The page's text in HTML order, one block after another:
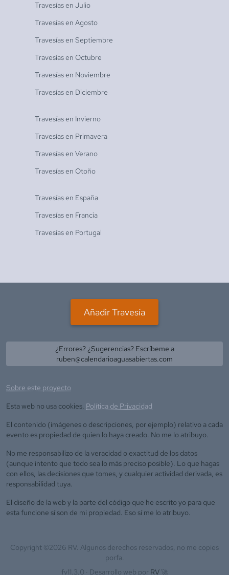
Travesías en Julio
Travesías en Agosto
Travesías en Septiembre
Travesías en Octubre
Travesías en Noviembre
Travesías en Diciembre
Travesías en Invierno
Travesías en Primavera
Travesías en Verano
Travesías en Otoño
Travesías en España
Travesías en Francia
Travesías en Portugal
Añadir Travesía
¿Errores? ¿Sugerencias? Escríbeme a
ruben@calendarioaguasabiertas.com
Sobre este proyecto
Esta web no usa cookies. Política de Privacidad
El contenido (imágenes o descripciones, por ejemplo) relativo a cada
evento es propiedad de quien lo haya creado. No me lo atribuyo.
No me responsabilizo de la veracidad o exactitud de los datos
(aunque intento que todo sea lo más preciso posible). Lo que hagas
con ellos, las decisiones que tomes, y cualquier actividad derivada, es
responsabilidad tuya.
El diseño de la web y la parte del código que he escrito yo para que
esta funcione sí son de mi propiedad. Eso sí me lo atribuyo.
Copyright ©2026 RV. Algunos derechos reservados, no me copies
porfa.
fv11.3.0 · Desarrollo web por RV 🚀